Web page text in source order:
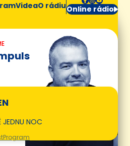
VideaO rádiuOnline rádio
JEDNU NOC
Program